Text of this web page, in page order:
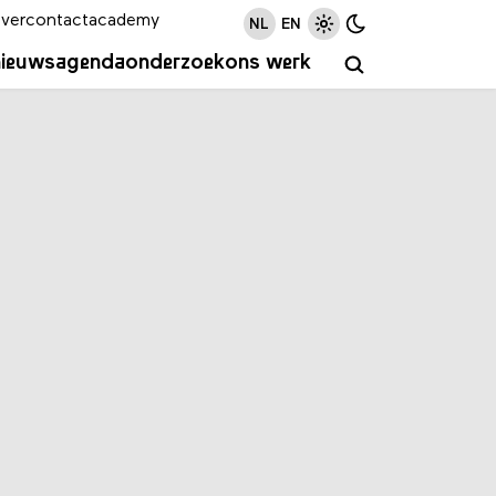
agendaonderzoekons werk
contactacademy NL EN